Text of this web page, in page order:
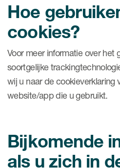
Hoe
cookies?
Voor meer informatie over het
soortgelijke
wij u naar de cookieverklaring
website/app die u gebruikt.
Bijkomende
als u zich in